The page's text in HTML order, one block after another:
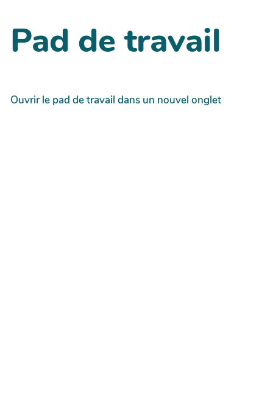
Pad de travail
Ouvrir le pad de travail dans un nouvel onglet